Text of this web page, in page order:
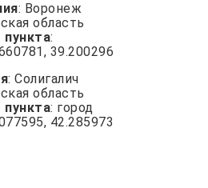
: Воронеж
область
пункта:
39.200296
: Солигалич
область
пункта: город
42.285973